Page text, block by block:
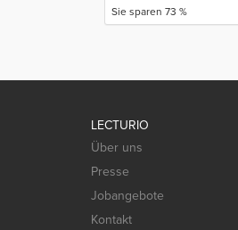
Sie sparen 73 %
LECTURIO
Über uns
Presse
Jobangebote
Kontakt